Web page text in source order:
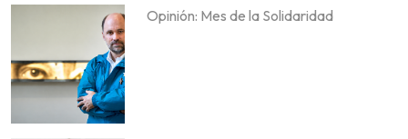
Opinión: Mes de la Solidaridad